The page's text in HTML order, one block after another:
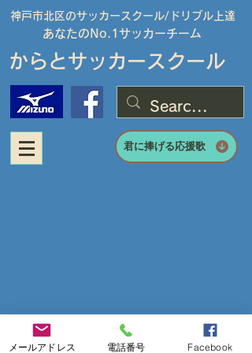
神戸市北区のサッカースクール/ ドリブル上達
あなたのNo.1サッカーチーム
からとサッカースクール
君に捧げる応援歌
メールアドレス 電話番号 Facebook